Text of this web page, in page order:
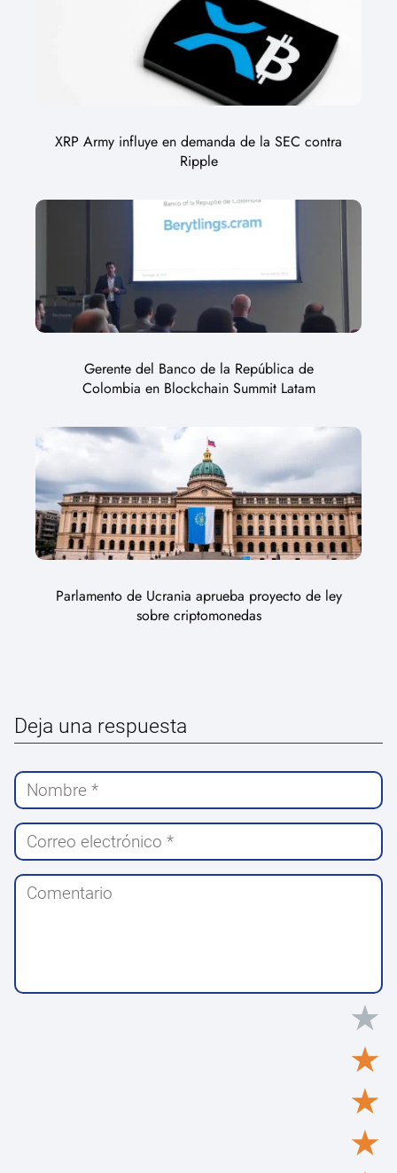
XRP Army influye en demanda de la SEC contra
Ripple
Gerente del Banco de la República de
Colombia en Blockchain Summit Latam
Parlamento de Ucrania aprueba proyecto de ley
sobre criptomonedas
Deja una respuesta
★
★
★
★